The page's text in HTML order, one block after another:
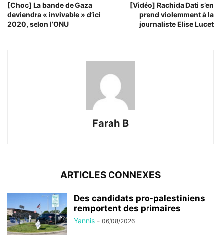
[Choc] La bande de Gaza
deviendra « invivable » d’ici
2020, selon l’ONU
[Vidéo] Rachida Dati s’en
prend violemment à la
journaliste Elise Lucet
Farah B
ARTICLES CONNEXES
Des candidats pro-palestiniens
remportent des primaires
Yannis - 06/08/2026